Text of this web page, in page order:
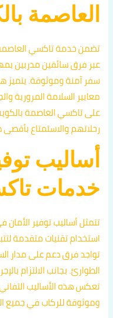
العاصمة
تضمن خدمة تاكسي العاصمة
عبر فرق سائقين مدربين
سفر آمنة وموثوقة. يتميز
معايير السلامة المرورية
على تاكسي العاصمة
رحلاتهم والاستمتاع بأقصى
أساليب
خدمات
تتمثل أساليب توفير
استخدام تقنيات متقدمة
تواجد فرق دعم على مدار
تعكس هذه الأساليب
وموثوقة للركاب في جميع